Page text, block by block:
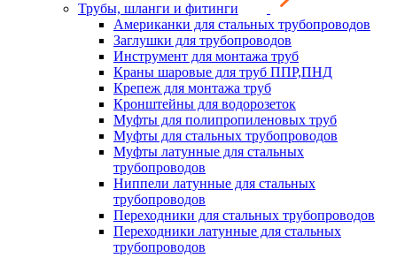
Трубы, шланги и фитинги
Американки для стальных трубопроводов
Заглушки для трубопроводов
Инструмент для монтажа труб
Краны шаровые для труб ППР,ПНД
Крепеж для монтажа труб
Кронштейны для водорозеток
Муфты для полипропиленовых труб
Муфты для стальных трубопроводов
Муфты латунные для стальных
трубопроводов
Ниппели латунные для стальных
трубопроводов
Переходники для стальных трубопроводов
Переходники латунные для стальных
трубопроводов